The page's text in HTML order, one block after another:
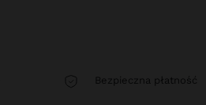
Bezpieczna płatność